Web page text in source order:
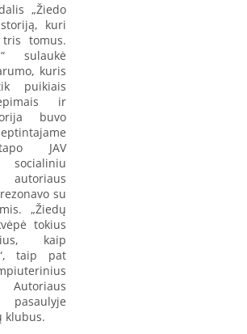
„Žiedo
kuri
tomus.
sulaukė
kuris
puikiais
ir
buvo
JAV
su
„Žiedų
tokius
kaip
taip pat
pasaulyje
klubus.